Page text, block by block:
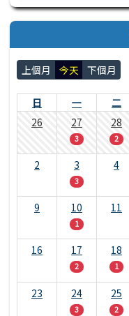
上個月 今天 下個月
日 一 二
26
27
3
28
2
2 3
3
4
9 10
1
11
16 17
2
18
1
23 24
3
25
2